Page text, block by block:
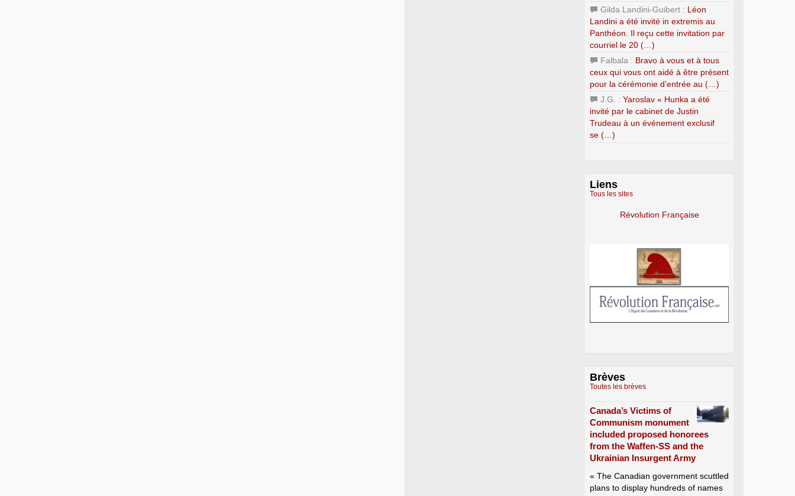
Gilda Landini-Guibert : Léon
Landini a été invité in extremis au
Panthéon. Il reçu cette invitation par
courriel le 20 (…)
Falbala : Bravo à vous et à tous
ceux qui vous ont aidé à être présent
pour la cérémonie d’entrée au (…)
J.G. : Yaroslav « Hunka a été
invité par le cabinet de Justin
Trudeau à un événement exclusif
se (…)
Liens
Tous les sites
Révolution Française
Brèves
Toutes les brèves
Canada’s Victims of
Communism monument
included proposed honorees
from the Waffen-SS and the
Ukrainian Insurgent Army
« The Canadian government scuttled
plans to display hundreds of names